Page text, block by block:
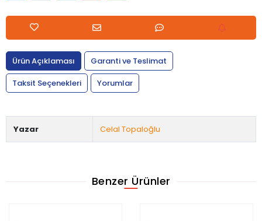
Ürün Açıklaması
Garanti ve Teslimat
Taksit Seçenekleri
Yorumlar
Yazar Celal Topaloğlu
Benzer Ürünler